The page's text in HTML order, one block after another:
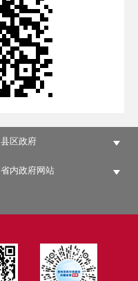
县区政府
省内政府网站